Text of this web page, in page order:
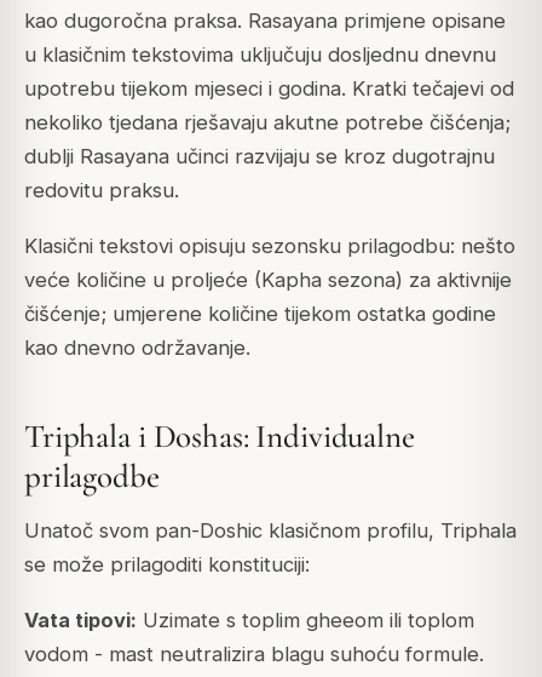
kao dugoročna praksa. Rasayana primjene opisane
u klasičnim tekstovima uključuju dosljednu dnevnu
upotrebu tijekom mjeseci i godina. Kratki tečajevi od
nekoliko tjedana rješavaju akutne potrebe čišćenja;
dublji Rasayana učinci razvijaju se kroz dugotrajnu
redovitu praksu.
Klasični tekstovi opisuju sezonsku prilagodbu: nešto
veće količine u proljeće (Kapha sezona) za aktivnije
čišćenje; umjerene količine tijekom ostatka godine
kao dnevno održavanje.
Triphala i Doshas: Individualne
prilagodbe
Unatoč svom pan-Doshic klasičnom profilu, Triphala
se može prilagoditi konstituciji:
Vata tipovi: Uzimate s toplim gheeom ili toplom
vodom - mast neutralizira blagu suhoću formule.